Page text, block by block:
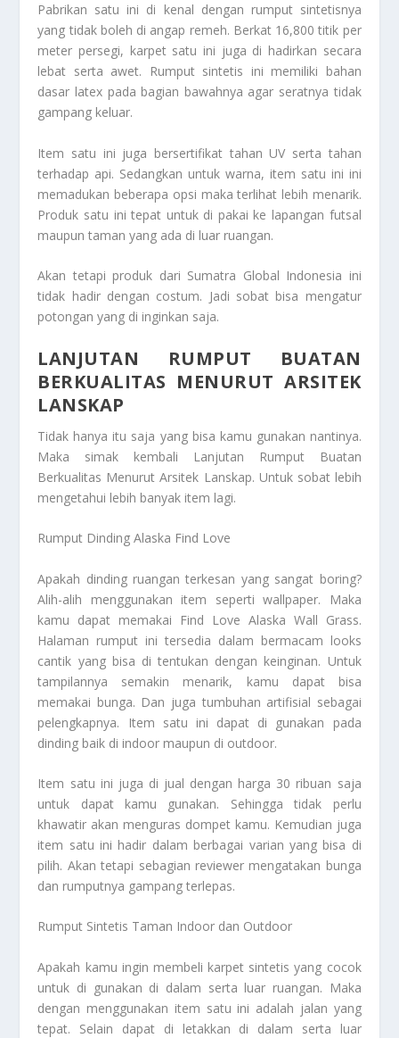
Pabrikan satu ini di kenal dengan rumput sintetisnya
yang tidak boleh di angap remeh. Berkat 16,800 titik per
meter persegi, karpet satu ini juga di hadirkan secara
lebat serta awet. Rumput sintetis ini memiliki bahan
dasar latex pada bagian bawahnya agar seratnya tidak
gampang keluar.
Item satu ini juga bersertifikat tahan UV serta tahan
terhadap api. Sedangkan untuk warna, item satu ini ini
memadukan beberapa opsi maka terlihat lebih menarik.
Produk satu ini tepat untuk di pakai ke lapangan futsal
maupun taman yang ada di luar ruangan.
Akan tetapi produk dari Sumatra Global Indonesia ini
tidak hadir dengan costum. Jadi sobat bisa mengatur
potongan yang di inginkan saja.
LANJUTAN RUMPUT BUATAN
BERKUALITAS MENURUT ARSITEK
LANSKAP
Tidak hanya itu saja yang bisa kamu gunakan nantinya.
Maka simak kembali
Lanjutan Rumput Buatan
Berkualitas Menurut Arsitek Lanskap. Untuk sobat lebih
mengetahui lebih banyak item lagi.
Rumput Dinding Alaska Find Love
Apakah dinding ruangan terkesan yang sangat boring?
Alih-alih menggunakan item seperti wallpaper. Maka
kamu dapat memakai Find Love Alaska Wall Grass.
Halaman rumput ini tersedia dalam bermacam looks
cantik yang bisa di tentukan dengan keinginan. Untuk
tampilannya semakin menarik, kamu dapat bisa
memakai bunga. Dan juga tumbuhan artifisial sebagai
pelengkapnya. Item satu ini dapat di gunakan pada
dinding baik di indoor maupun di outdoor.
Item satu ini juga di jual dengan harga 30 ribuan saja
untuk dapat kamu gunakan. Sehingga tidak perlu
khawatir akan menguras dompet kamu. Kemudian juga
item satu ini hadir dalam berbagai varian yang bisa di
pilih. Akan tetapi sebagian reviewer mengatakan bunga
dan rumputnya gampang terlepas.
Rumput Sintetis Taman Indoor dan Outdoor
Apakah kamu ingin membeli karpet sintetis yang cocok
untuk di gunakan di dalam serta luar ruangan. Maka
dengan menggunakan item satu ini adalah jalan yang
tepat. Selain dapat di letakkan di dalam serta luar